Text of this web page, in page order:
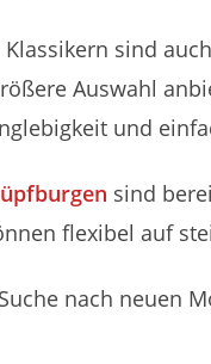
sind
Auswahl
und
sind
flexibel auf
nach neuen